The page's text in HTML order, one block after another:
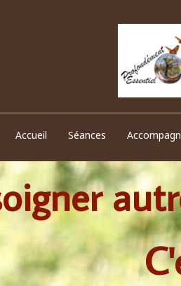
Accueil Séances